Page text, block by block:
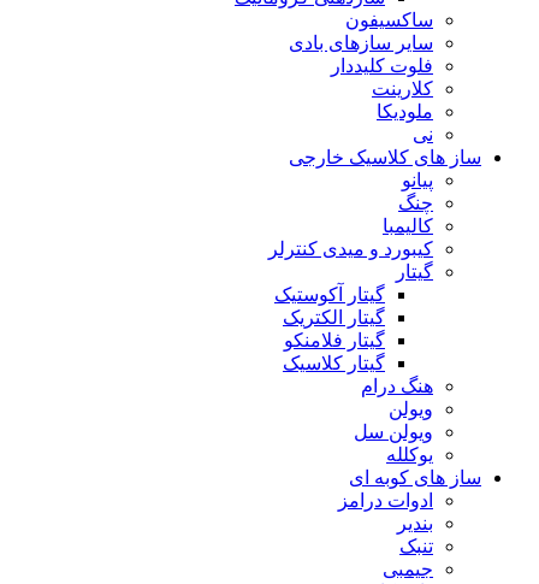
ساکسیفون
سایر سازهای بادی
فلوت کلیددار
کلارینت
ملودیکا
نی
ساز های کلاسیک خارجی
پیانو
چنگ
کالیمبا
کیبورد و میدی کنترلر
گیتار
گیتار آکوستیک
گیتار الکتریک
گیتار فلامنکو
گیتار کلاسیک
هنگ درام
ویولن
ویولن سل
یوکلله
ساز های کوبه ای
ادوات درامز
بندیر
تنبک
جیمبی